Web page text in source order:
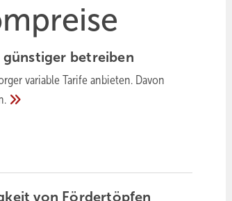
güns­ti­ger be­trei­ben
variable Tarife anbieten. Davon
von Fördertöpfen